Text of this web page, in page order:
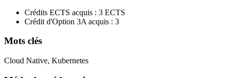
Crédits ECTS acquis : 3 ECTS
Crédit d'Option 3A acquis : 3
Mots clés
Cloud Native, Kubernetes